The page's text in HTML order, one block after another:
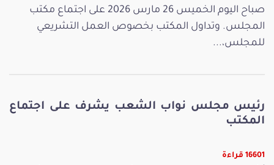
صباح اليوم الخميس 26 مارس 2026 على اجتماع مكتب
المجلس. وتداول المكتب بخصوص العمل التشريعي
للمجلس،...
رئيس مجلس نواب الشعب يشرف على اجتماع
المكتب
16601 قراءة